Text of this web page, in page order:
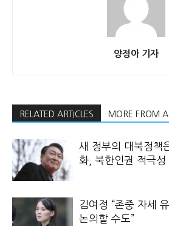
양정아 기자
RELATED ARTICLES MORE FROM
새 정부의 대북정책
화, 북한인권 적극성
김여정 “존중 자세
논의할 수도”